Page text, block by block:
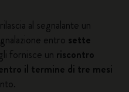
rilascia al segnalante un
entro sette
fornisce un riscontro
il termine di tre mesi